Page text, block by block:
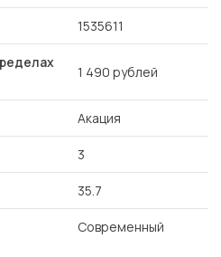
1535611
1 490 рублей
Акация
3
35.7
Современный